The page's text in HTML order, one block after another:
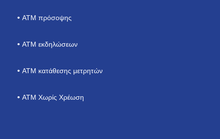
ΑΤΜ πρόσοψης
ATM εκδηλώσεων
ΑΤΜ κατάθεσης μετρητών
ATM Χωρίς Χρέωση